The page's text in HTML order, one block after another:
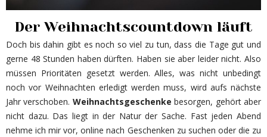
Der Weihnachtscountdown läuft
Doch bis dahin gibt es noch so viel zu tun, dass die Tage gut und
gerne 48 Stunden haben dürften. Haben sie aber leider nicht. Also
müssen Prioritäten gesetzt werden. Alles, was nicht unbedingt
noch vor Weihnachten erledigt werden muss, wird aufs nächste
Jahr verschoben. Weihnachtsgeschenke besorgen, gehört aber
nicht dazu. Das liegt in der Natur der Sache. Fast jeden Abend
nehme ich mir vor, online nach Geschenken zu suchen oder die zu